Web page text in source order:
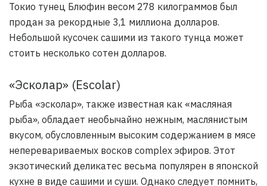
Токио тунец Блюфин весом 278 килограммов был
продан за рекордные 3,1 миллиона долларов.
Небольшой кусочек сашими из такого тунца может
стоить несколько сотен долларов.
«Эсколар» (Escolar)
Рыба «эсколар», также известная как «масляная
рыба», обладает необычайно нежным, маслянистым
вкусом, обусловленным высоким содержанием в мясе
неперевариваемых восков complex эфиров. Этот
экзотический деликатес весьма популярен в японской
кухне в виде сашими и суши. Однако следует помнить,